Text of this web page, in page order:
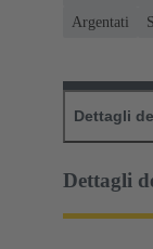
Argentati
Dettagli
Dettagli